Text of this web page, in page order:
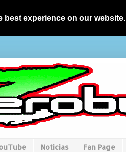
best experience on our website.
Noticias Fan Page